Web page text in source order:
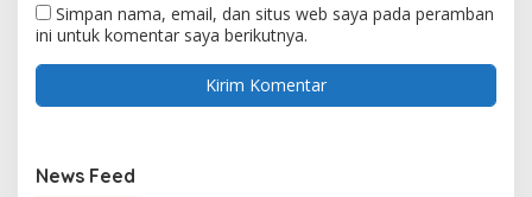
Simpan nama, email, dan situs web saya pada peramban
ini untuk komentar saya berikutnya.
News Feed